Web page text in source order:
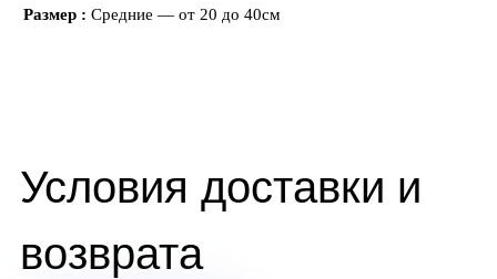
Размер Средние — от 20 до 40см
Условия доставки и
возврата